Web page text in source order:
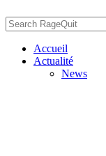
Accueil
Actualité
News